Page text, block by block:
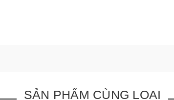
SẢN PHẨM CÙNG LOẠI